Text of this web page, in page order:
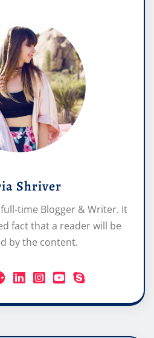
Shriver
full-time Blogger & Writer. It
fact that a reader will be
by the content.